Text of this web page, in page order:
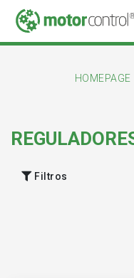
HOMEPAGE
Filtros